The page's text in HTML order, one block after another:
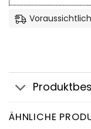
ÄHNLICHE